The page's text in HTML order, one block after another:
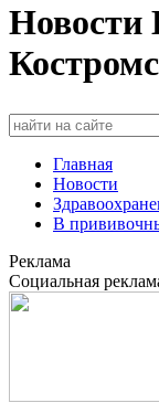
Новости
Главная
Новости
В
Реклама
Социальная